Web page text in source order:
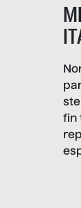
fin